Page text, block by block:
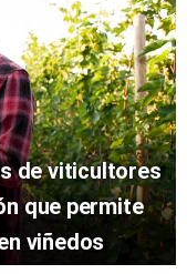
de viticultores
que permite
viñedos